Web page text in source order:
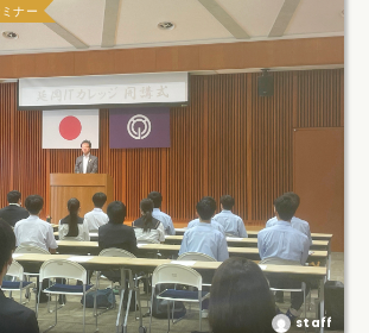
ナー
staff